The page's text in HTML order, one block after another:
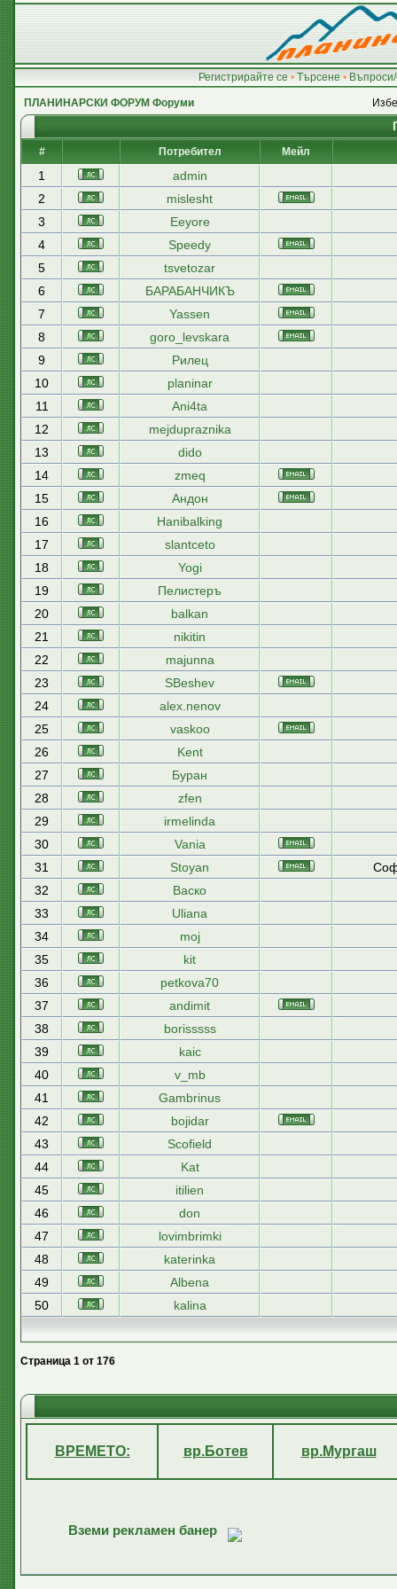
Регистрирайте се • Търсене •
ПЛАНИНАРСКИ ФОРУМ Форуми
# Потребител Мейл
1
admin
2
mislesht
3
Eeyore
4
Speedy
5
tsvetozar
6
БАРАБАНЧИКЪ
7
Yassen
8
goro_levskara
9
Рилец
10
planinar
11
Ani4ta
12
mejdupraznika
13
dido
14
zmeq
15
Андон
16
Hanibalking
17
slantceto
18
Yogi
19
Пелистеръ
20
balkan
21
nikitin
22
majunna
23
SBeshev
24
alex.nenov
25
vaskoo
26
Kent
27
Буран
28
zfen
29
irmelinda
30
Vania
31
Stoyan
32
Васко
33
Uliana
34
moj
35
kit
36
petkova70
37
andimit
38
borisssss
39
kaic
40
v_mb
41
Gambrinus
42
bojidar
43
Scofield
44
Kat
45
itilien
46
don
47
lovimbrimki
48
katerinka
49
Albena
50
kalina
Страница 1 от 176
ВРЕМЕТО: вр.Ботев вр.Мургаш
Вземи рекламен банер